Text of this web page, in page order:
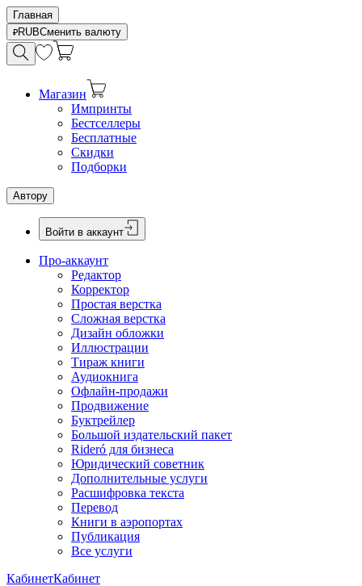
Главная
RUBСменить валюту
Магазин
Импринты
Бестселлеры
Бесплатные
Скидки
Подборки
Автору
Войти в аккаунт
Про-аккаунт
Редактор
Корректор
Простая верстка
Сложная верстка
Дизайн обложки
Иллюстрации
Тираж книги
Аудиокнига
Офлайн-продажи
Продвижение
Буктрейлер
Большой издательский пакет
Rideró для бизнеса
Юридический советник
Дополнительные услуги
Расшифровка текста
Перевод
Книги в аэропортах
Публикация
Все услуги
КабинетКабинет